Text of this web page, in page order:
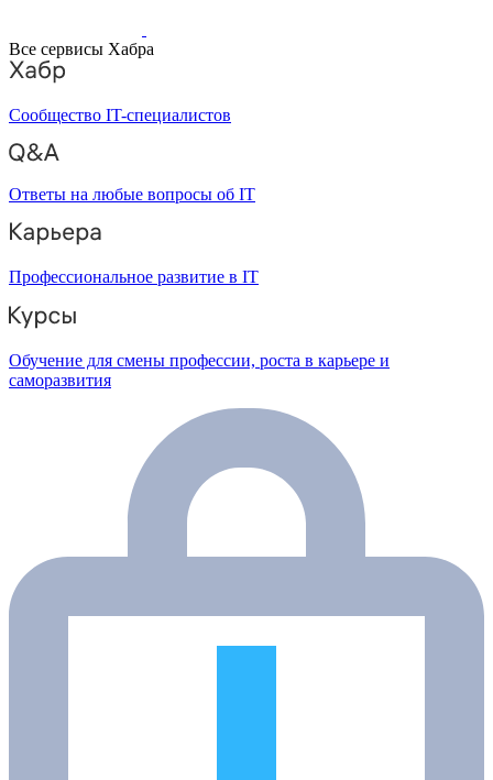
Все сервисы Хабра
Сообщество IT-специалистов
Ответы на любые вопросы об IT
Профессиональное развитие в IT
Обучение для смены профессии, роста в карьере и
саморазвития